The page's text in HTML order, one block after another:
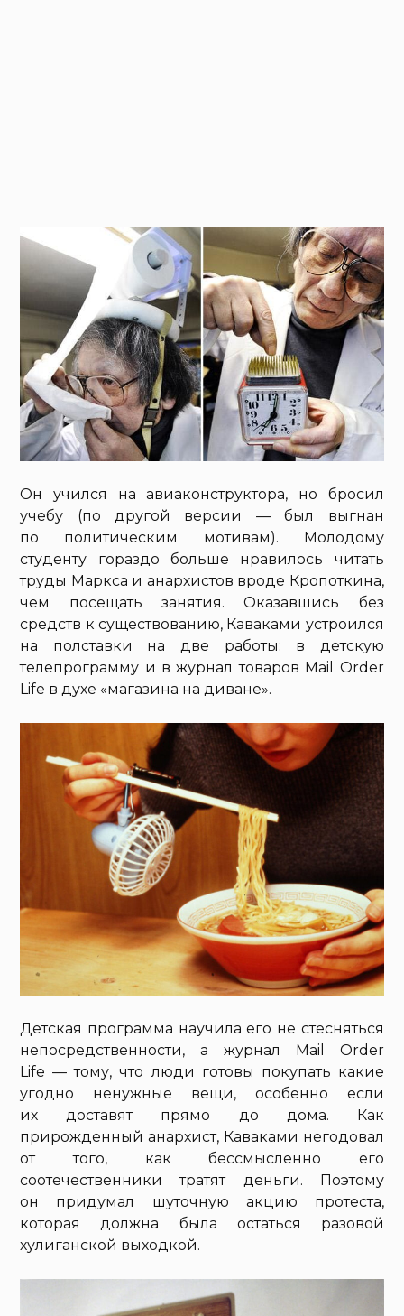
Он учился на авиаконструктора, но бросил
учебу (по другой версии — был выгнан
по политическим мотивам). Молодому
студенту гораздо больше нравилось читать
труды Маркса и анархистов вроде Кропоткина,
чем посещать занятия. Оказавшись без
средств к существованию, Каваками устроился
на полставки на две работы: в детскую
телепрограмму и в журнал товаров Mail Order
Life в духе «магазина на диване».
Детская программа научила его не стесняться
непосредственности, а журнал Mail Order
Life — тому, что люди готовы покупать какие
угодно ненужные вещи, особенно если
их доставят прямо до дома. Как
прирожденный анархист, Каваками негодовал
от того, как бессмысленно его
соотечественники тратят деньги. Поэтому
он придумал шуточную акцию протеста,
которая должна была остаться разовой
хулиганской выходкой.